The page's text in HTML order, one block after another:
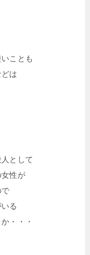
ことも
は
として
性が
る
・・・